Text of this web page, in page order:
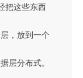
把这些东西
，放到一个
层分布式。